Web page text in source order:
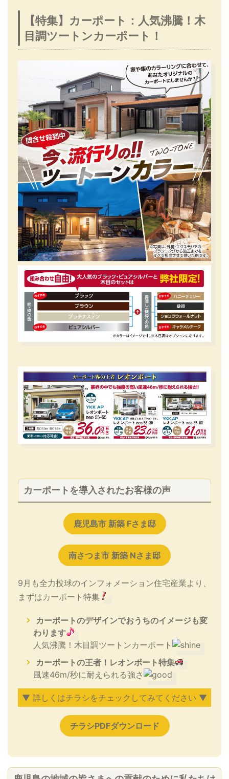
【特集】カーポート：人気沸騰！木
目調ツートンカーポート！
カーポートを導入されたお客様の声
鹿児島市 新築 Fさま邸
南さつま市 新築 Nさま邸
9月も全力投球のインフォメーション住宅産業より、
まずはカーポート特集
カーポートのデザインでおうちのイメージも変
わります
人気沸騰！木目調ツートンカーポート
カーポートの王者！レオンポート特集
風速46m/秒に耐えられる強さ
▼ 詳しくはチラシをチェックしてみてください ▼
チラシPDFダウンロード